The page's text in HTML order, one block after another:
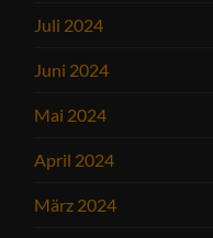
Juli 2024
Juni 2024
Mai 2024
April 2024
März 2024